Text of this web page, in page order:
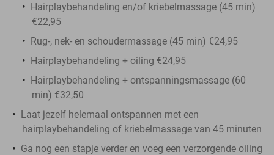
Hairplaybehandeling en/of kriebelmassage (45 min)
€22,95
Rug-, nek- en schoudermassage (45 min) €24,95
Hairplaybehandeling + oiling €24,95
Hairplaybehandeling + ontspanningsmassage (60
min) €32,50
Laat jezelf helemaal ontspannen met een
hairplaybehandeling of kriebelmassage van 45 minuten
Ga nog een stapje verder en voeg een verzorgende oiling